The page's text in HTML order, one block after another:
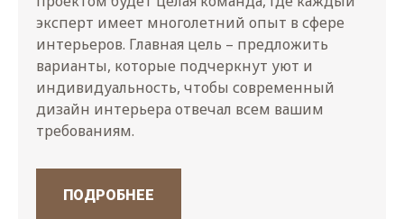
эксперт имеет многолетний опыт в сфере
интерьеров. Главная цель – предложить
варианты, которые подчеркнут уют и
индивидуальность, чтобы современный
дизайн интерьера отвечал всем вашим
требованиям.
ПОДРОБНЕЕ